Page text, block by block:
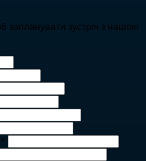
запланувати зустріч з нашою
*